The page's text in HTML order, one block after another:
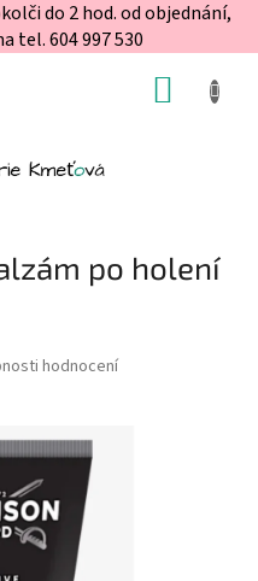
do 2 hod. od objednání,
tel. 604 997 530
po holení
hodnocení